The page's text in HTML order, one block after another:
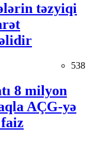
təzyiqi
538
8 milyon
AÇG-yə